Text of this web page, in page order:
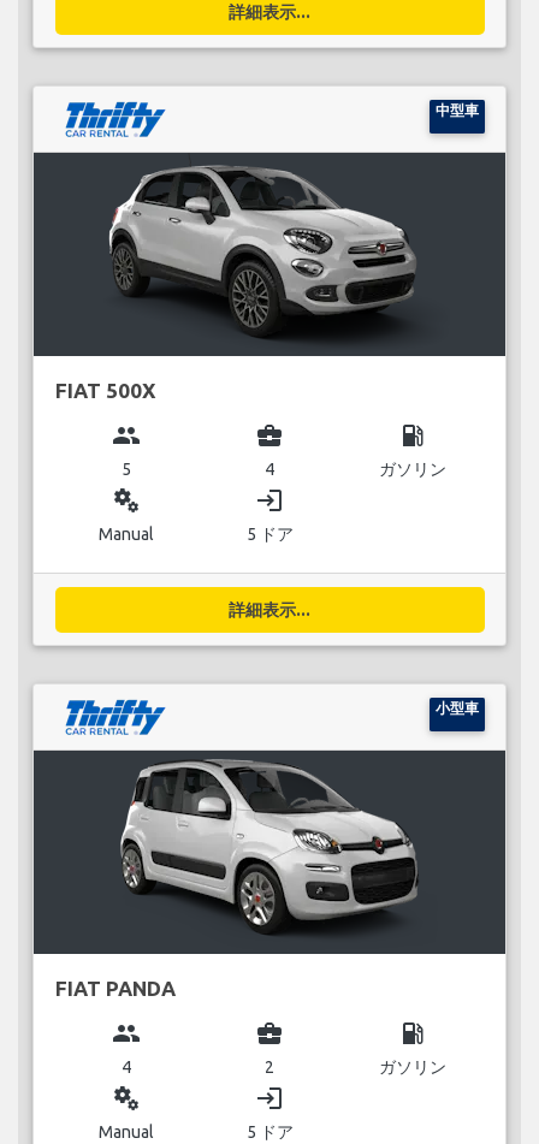
詳細表示...
中型車
FIAT 500X
group
5
business_center
4
local_gas_station
ガソリン
miscellaneous_services
Manual
login
5 ドア
詳細表示...
小型車
FIAT PANDA
group
4
business_center
2
local_gas_station
ガソリン
miscellaneous_services
Manual
login
5 ドア